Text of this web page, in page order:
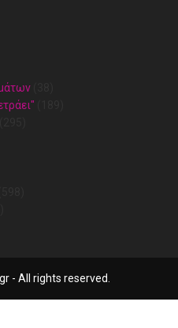
- All rights reserved.